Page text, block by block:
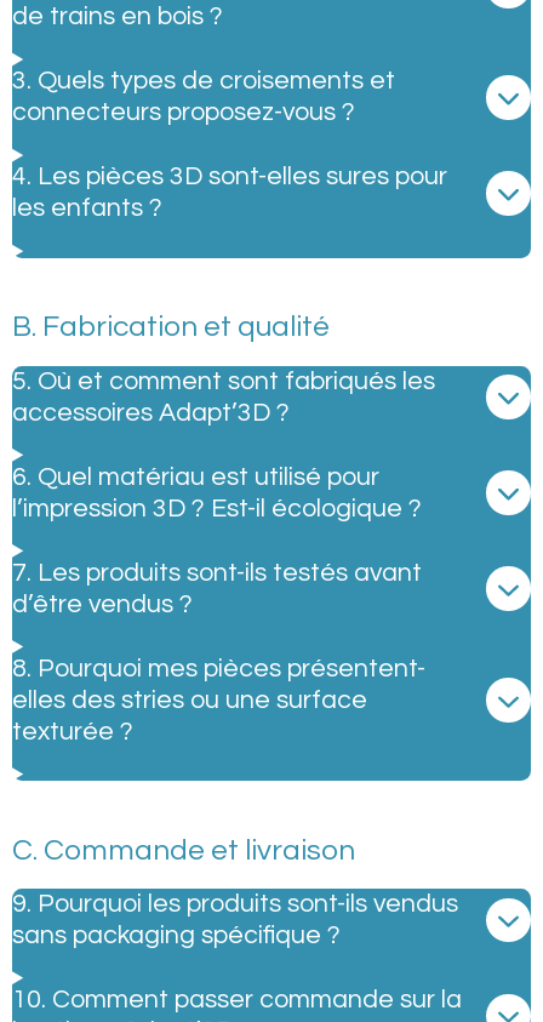
de trains en bois ?
3. Quels types de croisements et
connecteurs proposez-vous ?
4. Les pièces 3D sont-elles sures pour
les enfants ?
B. Fabrication et qualité
5. Où et comment sont fabriqués les
accessoires Adapt’3D ?
6. Quel matériau est utilisé pour
l’impression 3D ? Est-il écologique ?
7. Les produits sont-ils testés avant
d’être vendus ?
8. Pourquoi mes pièces présentent-
elles des stries ou une surface
texturée ?
C. Commande et livraison
9. Pourquoi les produits sont-ils vendus
sans packaging spécifique ?
10. Comment passer commande sur la